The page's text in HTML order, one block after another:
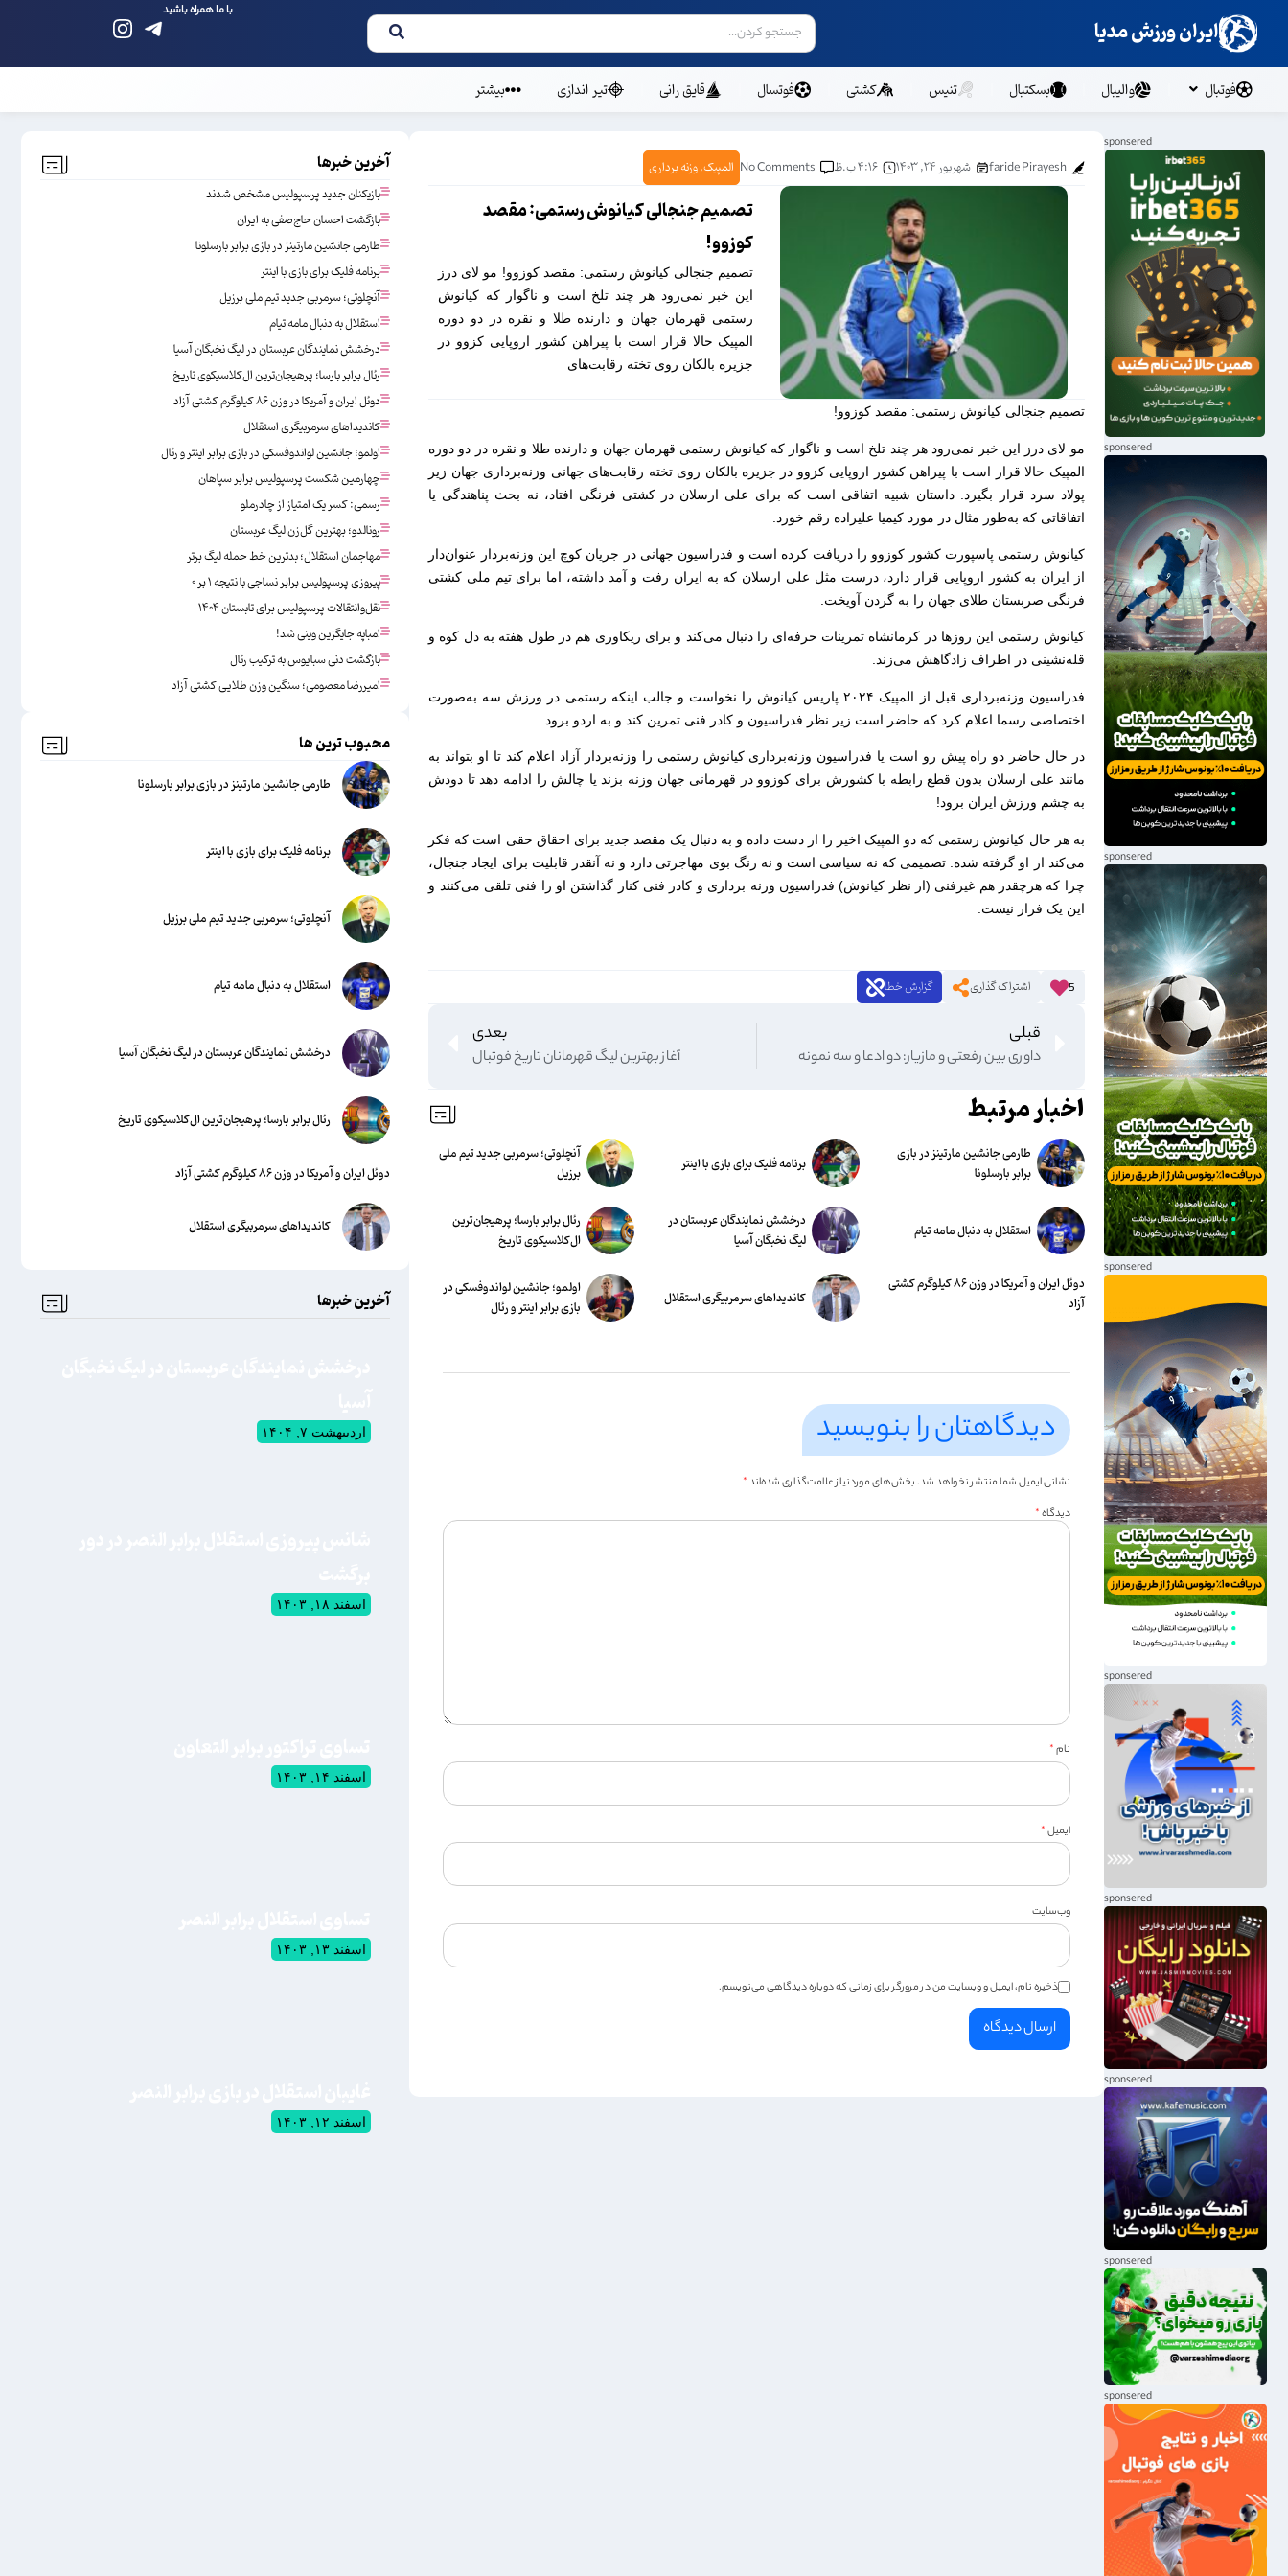
ایران ورزش مدیا
با ما همراه باشید
فوتبال والیبال بسکتبال تنیس کشتی فوتسال قایق رانی تیر اندازی بیشتر
faride Pirayesh شهریور ۲۴, ۱۴۰۳ ۴:۱۶ ب.ظ No Comments المپیک,وزنه برداری
تصمیم جنجالی کیانوش رستمی: مقصد
کوزوو!
تصمیم جنجالی کیانوش رستمی: مقصد کوزوو! مو لاى درز
این خبر نمى‌رود هر چند تلخ است و ناگوار که کیانوش
رستمى قهرمان جهان و دارنده طلا و نقره در دو دوره
المپیک حالا قرار است با پیراهن کشور اروپایى کزوو در
جزیره بالکان روى تخته رقابت‌هاى
تصمیم جنجالی کیانوش رستمی: مقصد کوزوو!
مو لاى درز این خبر نمى‌رود هر چند تلخ است و ناگوار که کیانوش رستمى قهرمان جهان و دارنده طلا و نقره در دو دوره
المپیک حالا قرار است با پیراهن کشور اروپایى کزوو در جزیره بالکان روى تخته رقابت‌هاى جهانى وزنه‌بردارى جهان زیر
پولاد سرد قرار بگیرد. داستان شبیه اتفاقى است که براى على ارسلان در کشتى فرنگى افتاد، نه بحث پناهندگى یا
اتفاقاتى که به‌طور مثال در مورد کیمیا علیزاده رقم خورد.
کیانوش رستمى پاسپورت کشور کوزوو را دریافت کرده است و فدراسیون جهانى در جریان کوچ این وزنه‌بردار عنوان‌دار
از ایران به کشور اروپایى قرار دارد، درست مثل على ارسلان که به ایران رفت و آمد داشته، اما براى تیم ملى کشتى
فرنگى صربستان طلاى جهان را به گردن آویخت.
کیانوش رستمى این روزها در کرمانشاه تمرینات حرفه‌اى را دنبال مى‌کند و براى ریکاورى هم در طول هفته به دل کوه و
قله‌نشینى در اطراف زادگاهش مى‌زند.
فدراسیون وزنه‌بردارى قبل از المپیک ٢٠٢۴ پاریس کیانوش را نخواست و جالب اینکه رستمى در ورزش سه به‌صورت
اختصاصى رسما اعلام کرد که حاضر است زیر نظر فدراسیون و کادر فنى تمرین کند و به اردو برود.
در حال حاضر دو راه پیش رو است یا فدراسیون وزنه‌بردارى کیانوش رستمى را وزنه‌بردار آزاد اعلام کند تا او بتواند به
مانند على ارسلان بدون قطع رابطه با کشورش براى کوزوو در قهرمانى جهان وزنه بزند یا چالش را ادامه دهد تا دودش
به چشم ورزش ایران برود!
به هر حال کیانوش رستمى که دو المپیک اخیر را از دست داده و به دنبال یک مقصد جدید برای احقاق حقی است که فکر
می‌کند از او گرفته شده. تصمیمی که نه سیاسی است و نه رنگ بوی مهاجرتی دارد و نه آنقدر قابلیت برای ایجاد جنجال،
چرا که هرچقدر هم غیرفنی (از نظر کیانوش) فدراسیون وزنه برداری و کادر فنی کنار گذاشتن او را فنی تلقی می‌کنند و
این یک فرار نیست.
5 اشتراک گذاری گزارش خطا
قبلی
داوری بین رفعتی و مازیار: دو ادعا و سه نمونه
بعدی
آغاز بهترین لیگ قهرمانان تاریخ فوتبال
اخبار مرتبط
طارمی جانشین مارتینز در بازی
برابر بارسلونا
برنامه فلیک برای بازی با اینتر
آنچلوتی؛ سرمربی جدید تیم ملی
برزیل
استقلال به دنبال مامه تیام
درخشش نمایندگان عربستان در
لیگ نخبگان آسیا
رئال برابر بارسا؛ پرهیجان‌‌ترین
ال‌کلاسیکوی تاریخ
دوئل ایران و آمریکا در وزن ۸۶ کیلوگرم کشتی
آزاد
کاندیداهای سرمربیگری استقلال
اولمو؛ جانشین لواندوفسکی در
بازی برابر اینتر و رئال
دیدگاهتان را بنویسید
نشانی ایمیل شما منتشر نخواهد شد.بخش‌های موردنیاز علامت‌گذاری شده‌اند*
دیدگاه*
نام*
ایمیل*
وب‌سایت
ذخیره نام، ایمیل و وبسایت من در مرورگر برای زمانی که دوباره دیدگاهی می‌نویسم.
آخرین خبرها
بازیکنان جدید پرسپولیس مشخص شدند
بازگشت احسان حاج‌صفی به ایران
طارمی جانشین مارتینز در بازی برابر بارسلونا
برنامه فلیک برای بازی با اینتر
آنچلوتی؛ سرمربی جدید تیم ملی برزیل
استقلال به دنبال مامه تیام
درخشش نمایندگان عربستان در لیگ نخبگان آسیا
رئال برابر بارسا؛ پرهیجان‌‌ترین ال‌کلاسیکوی تاریخ
دوئل ایران و آمریکا در وزن ۸۶ کیلوگرم کشتی آزاد
کاندیداهای سرمربیگری استقلال
اولمو؛ جانشین لواندوفسکی در بازی برابر اینتر و رئال
چهارمین شکست پرسپولیس برابر سپاهان
رسمی: کسر یک امتیاز از چادرملو
رونالدو؛ بهترین گل‌زن لیگ عربستان
مهاجمان استقلال؛ بدترین خط حمله لیگ برتر
پیروزی پرسپولیس برابر نساجی با نتیجه ۱ بر ۰
نقل‌وانتقالات پرسپولیس برای تابستان ۱۴۰۴
امباپه جایگزین وینی شد!
بازگشت دنی سبایوس به ترکیب رئال
امیررضا معصومی؛ سنگین وزن طلایی کشتی آزاد
محبوب ترین ها
طارمی جانشین مارتینز در بازی برابر بارسلونا
برنامه فلیک برای بازی با اینتر
آنچلوتی؛ سرمربی جدید تیم ملی برزیل
استقلال به دنبال مامه تیام
درخشش نمایندگان عربستان در لیگ نخبگان آسیا
رئال برابر بارسا؛ پرهیجان‌‌ترین ال‌کلاسیکوی تاریخ
دوئل ایران و آمریکا در وزن ۸۶ کیلوگرم کشتی آزاد
کاندیداهای سرمربیگری استقلال
آخرین خبرها
اردیبهشت ۷, ۱۴۰۴
اسفند ۱۸, ۱۴۰۳
اسفند ۱۴, ۱۴۰۳
اسفند ۱۳, ۱۴۰۳
اسفند ۱۲, ۱۴۰۳